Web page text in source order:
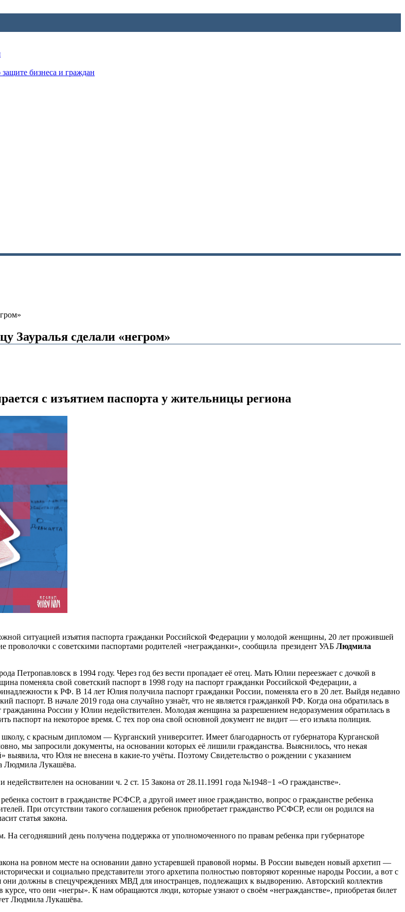
бизнеса и граждан
Зауралья сделали «негром»
с изъятием паспорта у жительницы региона
ситуацией изъятия паспорта гражданки Российской Федерации у молодой женщины, 20 лет прожившей
проволочки с советскими паспортами родителей «негражданки», сообщила президент УАБ Людмила
Петропавловск в 1994 году. Через год без вести пропадает её отец. Мать Юлии переезжает с дочкой в
поменяла свой советский паспорт в 1998 году на паспорт гражданки Российской Федерации, а
к РФ. В 14 лет Юлия получила паспорт гражданки России, поменяла его в 20 лет. Выйдя недавно
В начале 2019 года она случайно узнаёт, что не является гражданкой РФ. Когда она обратилась в
России у Юлии недействителен. Молодая женщина за разрешением недоразумения обратилась в
паспорт на некоторое время. С тех пор она свой основной документ не видит — его изъяла полиция.
с красным дипломом — Курганский университет. Имеет благодарность от губернатора Курганской
мы запросили документы, на основании которых её лишили гражданства. Выяснилось, что некая
что Юля не внесена в какие-то учёты. Поэтому Свидетельство о рождении с указанием
Людмила Лукашёва.
на основании ч. 2 ст. 15 Закона от 28.11.1991 года №1948−1 «О гражданстве».
состоит в гражданстве РСФСР, а другой имеет иное гражданство, вопрос о гражданстве ребенка
При отсутствии такого соглашения ребенок приобретает гражданство РСФСР, если он родился на
статья закона.
сегодняшний день получена поддержка от уполномоченного по правам ребенка при губернаторе
на ровном месте на основании давно устаревшей правовой нормы. В России выведен новый архетип —
и социально представители этого архетипа полностью повторяют коренные народы России, а вот с
должны в спецучреждениях МВД для иностранцев, подлежащих к выдворению. Авторский коллектив
что они «негры». К нам обращаются люди, которые узнают о своём «негражданстве», приобретая билет
Людмила Лукашёва.